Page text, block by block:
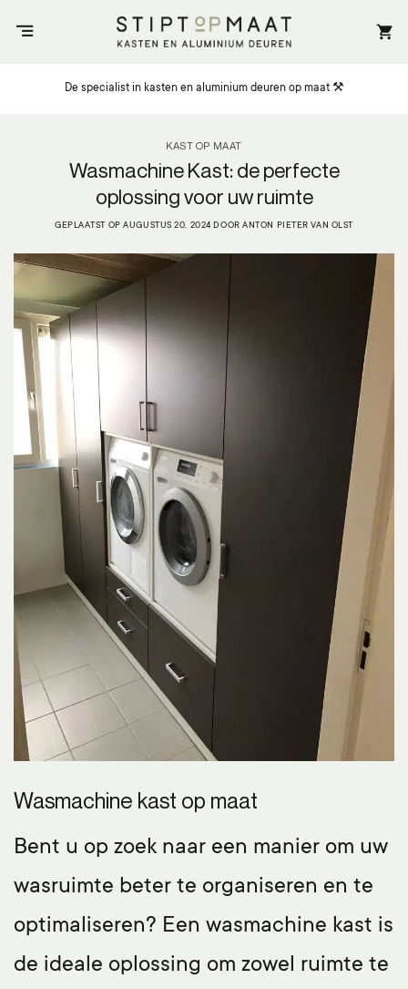
naar
De specialist in kasten en aluminium deuren op maat ⚒️
KAST OP MAAT
Wasmachine Kast: de perfecte
oplossing voor uw ruimte
GEPLAATST OPAUGUSTUS 20, 2024 DOORANTON PIETER VAN OLST
Wasmachine kast op maat
Bent u op zoek naar een manier om uw
wasruimte beter te organiseren en te
optimaliseren? Een wasmachine kast is
de ideale oplossing om zowel ruimte te